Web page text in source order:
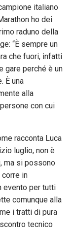
italiano
ho dei
raduno della
“È sempre un
che fuori, infatti
gare perché è un
È una
alla
con cui
racconta Luca
luglio, non è
ma si possono
in
evento per tutti
comunque alla
i tratti di pura
tecnico